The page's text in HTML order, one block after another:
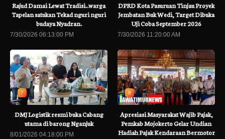
Rajud Damai Lewat Tradisi..warga
Tapelan satukan Tekad nguri nguri
budaya Nyadran.
7/30/2026 06:13:00 PM
DPRD Kota Pasuruan Tinjau Proyek
Jembatan Buk Wedi, Target Dibuka
Uji Coba September 2026
7/30/2026 11:20:00 AM
7
DMJ Logistik resmi buka Cabang
utama di barong Nganjuk
8/01/2026 04:18:00 PM
8
Apresiasi Masyarakat Wajib Pajak,
Pemkab Mojokerto Gelar Undian
Hadiah Pajak Kendaraan Bermotor